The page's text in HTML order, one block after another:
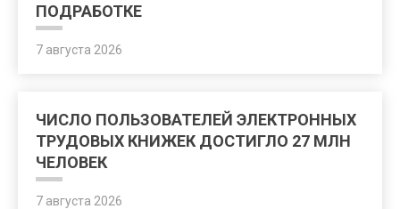
ПОДРАБОТКЕ
7 августа 2026
ЧИСЛО ПОЛЬЗОВАТЕЛЕЙ ЭЛЕКТРОННЫХ
ТРУДОВЫХ КНИЖЕК ДОСТИГЛО 27 МЛН
ЧЕЛОВЕК
7 августа 2026